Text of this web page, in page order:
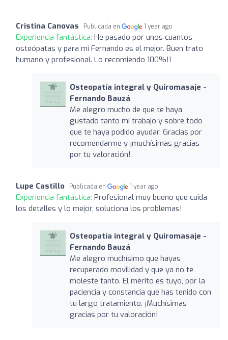
Cristina Canovas Publicada en 1 year ago
Experiencia fantástica: He pasado por unos cuantos
osteópatas y para mí Fernando es el mejor. Buen trato
humano y profesional. Lo recomiendo 100%!!
Osteopatía integral y Quiromasaje -
Fernando Bauzá
Me alegro mucho de que te haya
gustado tanto mi trabajo y sobre todo
que te haya podido ayudar. Gracias por
recomendarme y ¡muchísimas gracias
por tu valoración!
Lupe Castillo Publicada en 1 year ago
Experiencia fantástica: Profesional muy bueno que cuida
los detalles y lo mejor, soluciona los problemas!
Osteopatía integral y Quiromasaje -
Fernando Bauzá
Me alegro muchísimo que hayas
recuperado movilidad y que ya no te
moleste tanto. El mérito es tuyo, por la
paciencia y constancia que has tenido con
tu largo tratamiento. ¡Muchísimas
gracias por tu valoración!